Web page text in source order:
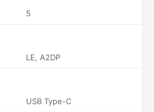
5
LE, A2DP
USB Type-C